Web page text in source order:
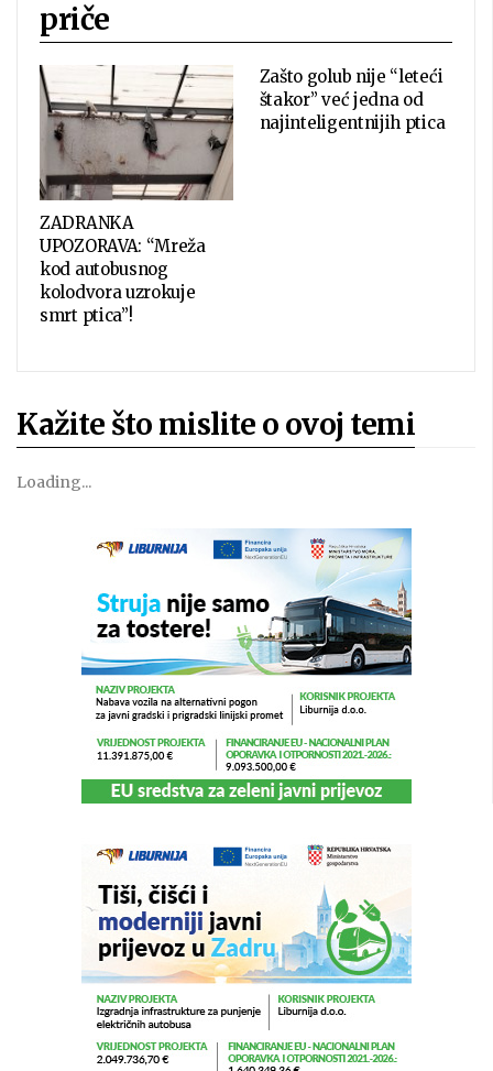
priče
ZADRANKA
UPOZORAVA: “Mreža
kod autobusnog
kolodvora uzrokuje
smrt ptica”!
Zašto golub nije “leteći
štakor” već jedna od
najinteligentnijih ptica
Kažite što mislite o ovoj temi
Loading...